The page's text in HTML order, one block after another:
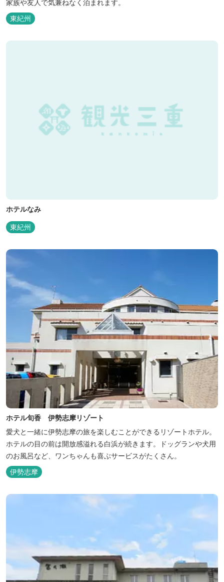
家族や友人で気兼ねなく泊まれます。
東紀州
ホテルなみ
東紀州
ホテル旬香 伊勢志摩リゾート
愛犬と一緒に伊勢志摩の旅を楽しむことができるリゾートホテル。
ホテルの目の前は開放感溢れる白浜が続きます。ドッグランや犬用
のお風呂など、ワンちゃんも喜ぶサービスがたくさん。
伊勢志摩